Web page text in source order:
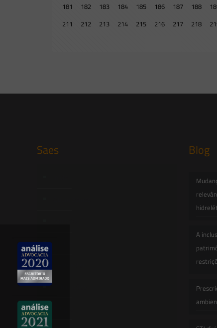
181
182 183 184 185 186 187 188
211
212 213 214 215 216 217 218
Saes Blog
A